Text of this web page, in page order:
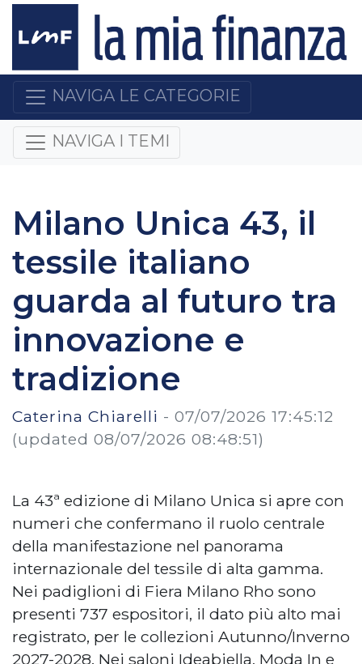
NAVIGA LE CATEGORIE
NAVIGA I TEMI
Milano Unica 43, il
tessile italiano
guarda al futuro tra
innovazione e
tradizione
Caterina Chiarelli - 07/07/2026 17:45:12
(updated 08/07/2026 08:48:51)
La 43ª edizione di Milano Unica si apre con
numeri che confermano il ruolo centrale
della manifestazione nel panorama
internazionale del tessile di alta gamma.
Nei padiglioni di Fiera Milano Rho sono
presenti 737 espositori, il dato più alto mai
registrato, per le collezioni Autunno/Inverno
2027-2028. Nei saloni Ideabiella, Moda In e